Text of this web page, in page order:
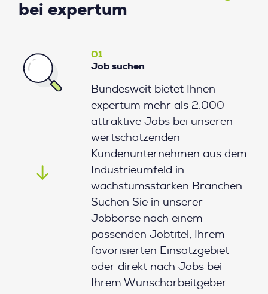
bei expertum
01
Job suchen
Bundesweit bietet Ihnen
expertum mehr als 2.000
attraktive Jobs bei unseren
wertschätzenden
Kundenunternehmen aus dem
Industrieumfeld in
wachstumsstarken Branchen.
Suchen Sie in unserer
Jobbörse nach einem
passenden Jobtitel, Ihrem
favorisierten Einsatzgebiet
oder direkt nach Jobs bei
Ihrem Wunscharbeitgeber.